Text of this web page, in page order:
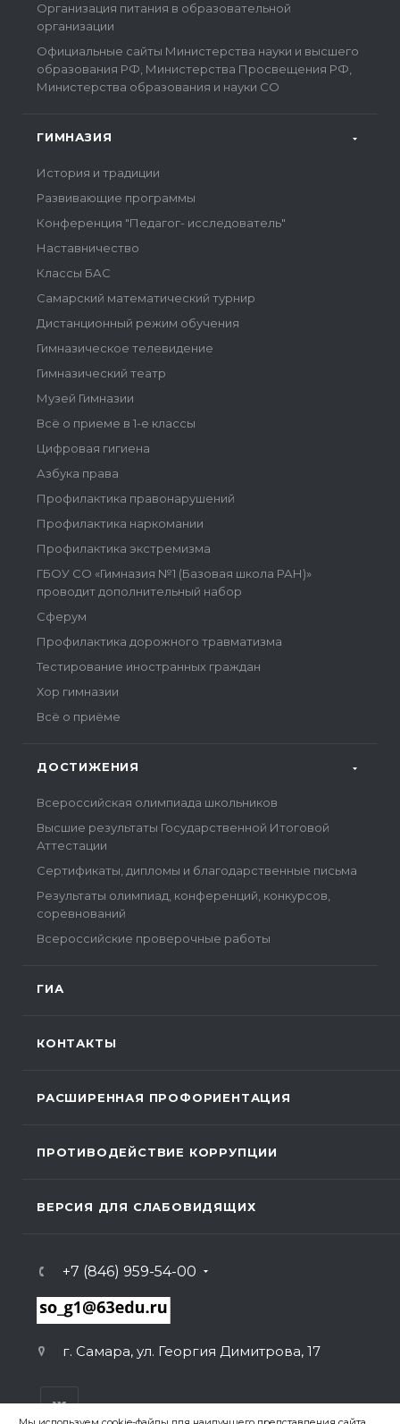
Организация питания в образовательной
организации
Официальные сайты Министерства науки и высшего
образования РФ, Министерства Просвещения РФ,
Министерства образования и науки СО
ГИМНАЗИЯ
История и традиции
Развивающие программы
Конференция "Педагог- исследователь"
Наставничество
Классы БАС
Самарский математический турнир
Дистанционный режим обучения
Гимназическое телевидение
Гимназический театр
Музей Гимназии
Всё о приеме в 1-е классы
Цифровая гигиена
Азбука права
Профилактика правонарушений
Профилактика наркомании
Профилактика экстремизма
ГБОУ СО «Гимназия №1 (Базовая школа РАН)»
проводит дополнительный набор
Сферум
Профилактика дорожного травматизма
Тестирование иностранных граждан
Хор гимназии
Всё о приёме
ДОСТИЖЕНИЯ
Всероссийская олимпиада школьников
Высшие результаты Государственной Итоговой
Аттестации
Сертификаты, дипломы и благодарственные письма
Результаты олимпиад, конференций, конкурсов,
соревнований
Всероссийские проверочные работы
ГИА
КОНТАКТЫ
РАСШИРЕННАЯ ПРОФОРИЕНТАЦИЯ
ПРОТИВОДЕЙСТВИЕ КОРРУПЦИИ
ВЕРСИЯ ДЛЯ СЛАБОВИДЯЩИХ
+7 (846) 959-54-00
г. Самара, ул. Георгия Димитрова, 17